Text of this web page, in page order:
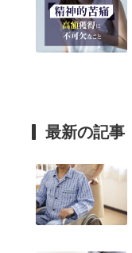
最新の記事